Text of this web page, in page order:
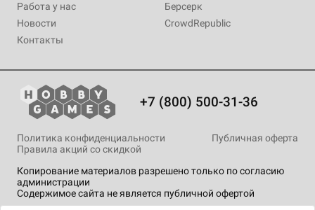
Работа у нас
Новости
Контакты
Берсерк
CrowdRepublic
+7 (800) 500-31-36
Копирование материалов разрешено только по согласию
администрации
Содержимое сайта не является публичной офертой
Политика конфиденциальности
Публичная оферта
Правила акций со скидкой